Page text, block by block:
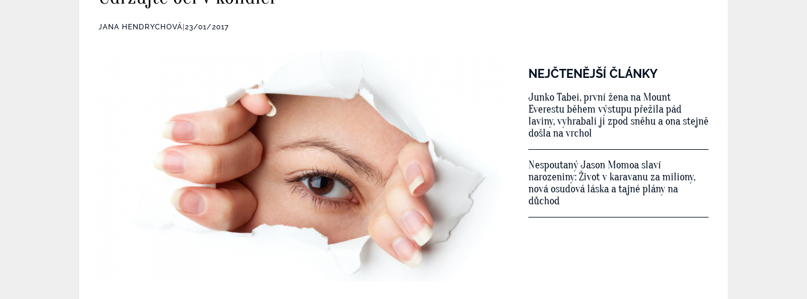
JANA HENDRYCHOVÁ 23/01/2017
NEJČTENĚJŠÍ ČLÁNKY
Junko Tabei, první žena na Mount
Everestu během výstupu přežila pád
laviny, vyhrabali ji zpod sněhu a ona stejně
došla na vrchol
Nespoutaný Jason Momoa slaví
narozeniny: Život v karavanu za miliony,
nová osudová láska a tajné plány na
důchod